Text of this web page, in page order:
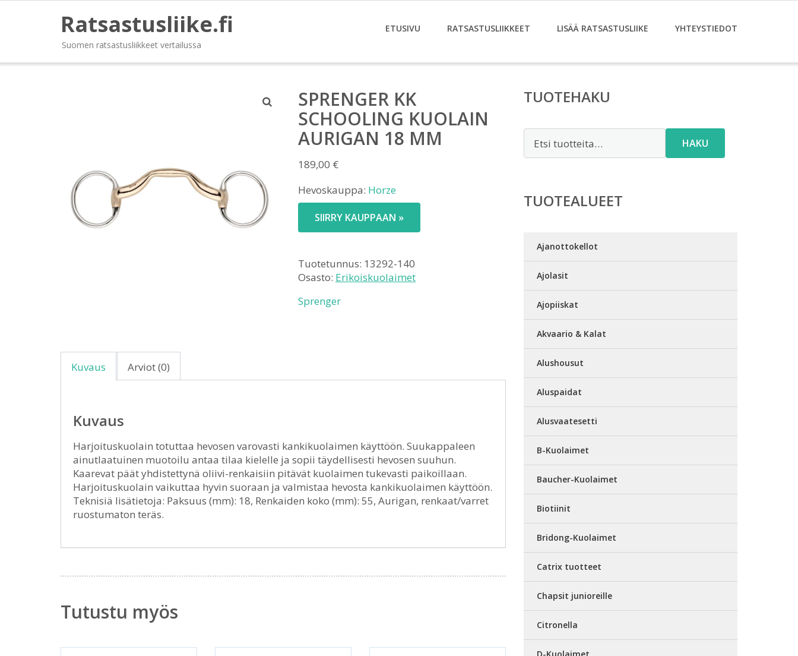
Ratsastusliike.fi
Suomen ratsastusliikkeet vertailussa
ETUSIVU RATSASTUSLIIKKEET LISÄÄ RATSASTUSLIIKE YHTEYSTIEDOT
SPRENGER KK
SCHOOLING KUOLAIN
AURIGAN 18 MM
189,00 €
Hevoskauppa: Horze
SIIRRY KAUPPAAN »
Tuotetunnus: 13292-140
Osasto: Erikoiskuolaimet
Sprenger
Kuvaus Arviot (0)
Kuvaus
Harjoituskuolain totuttaa hevosen varovasti kankikuolaimen käyttöön. Suukappaleen
ainutlaatuinen muotoilu antaa tilaa kielelle ja sopii täydellisesti hevosen suuhun.
Kaarevat päät yhdistettynä oliivi-renkaisiin pitävät kuolaimen tukevasti paikoillaan.
Harjoituskuolain vaikuttaa hyvin suoraan ja valmistaa hevosta kankikuolaimen käyttöön.
Teknisiä lisätietoja: Paksuus (mm): 18, Renkaiden koko (mm): 55, Aurigan, renkaat/varret
ruostumaton teräs.
Tutustu myös
TUOTEHAKU
HAKU
TUOTEALUEET
Ajanottokellot
Ajolasit
Ajopiiskat
Akvaario & Kalat
Alushousut
Aluspaidat
Alusvaatesetti
B-Kuolaimet
Baucher-Kuolaimet
Biotiinit
Bridong-Kuolaimet
Catrix tuotteet
Chapsit junioreille
Citronella